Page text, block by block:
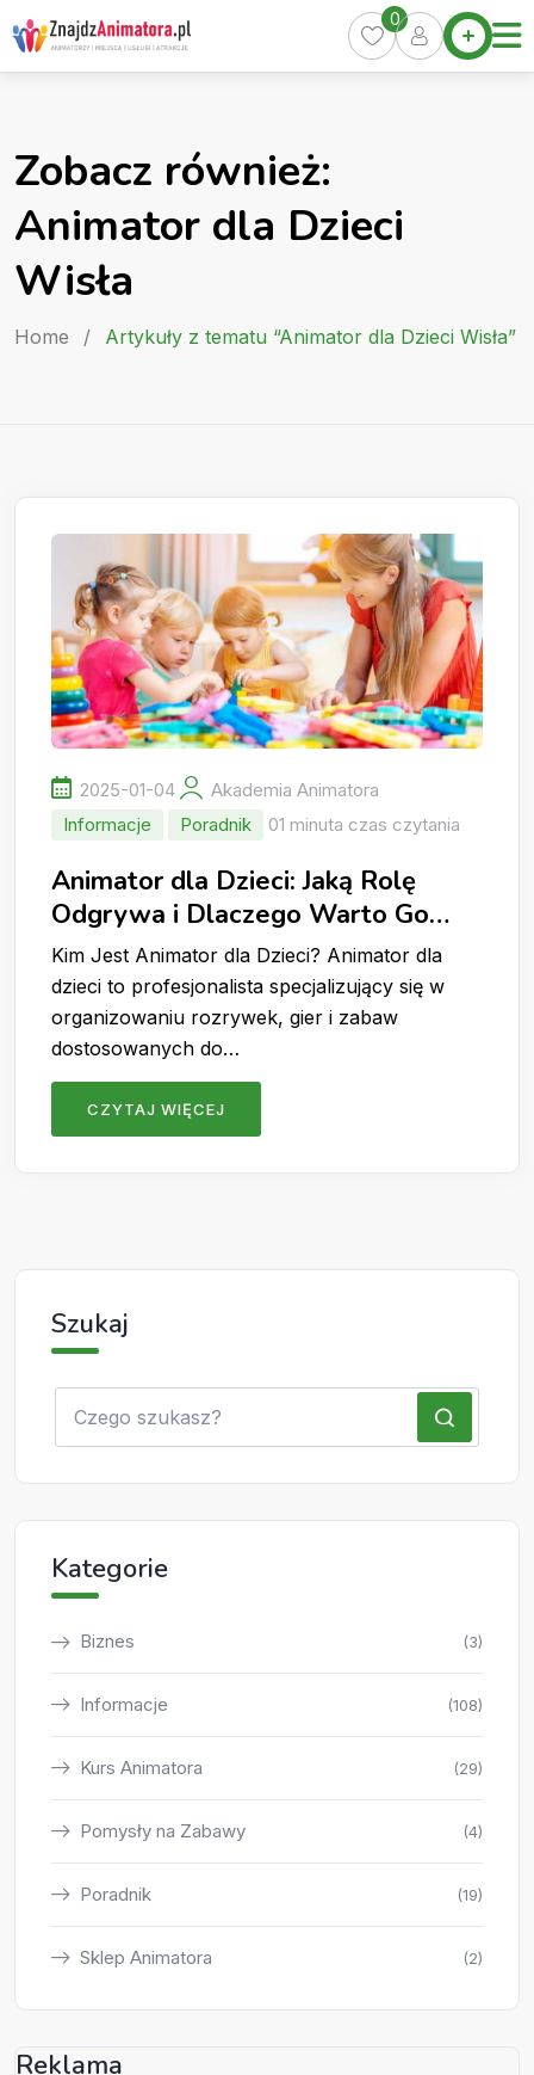
Skip
to
content
Home
Oferty
Kurs
0
Zobacz również:
Animator dla Dzieci
Wisła
Home / Artykuły z tematu “Animator dla Dzieci Wisła”
2025-01-04
Akademia Animatora
Informacje
Poradnik 01 minuta czas czytania
Animator dla Dzieci: Jaką Rolę
Odgrywa i Dlaczego Warto Go
Wynająć?
Kim Jest Animator dla Dzieci? Animator dla
dzieci to profesjonalista specjalizujący się w
organizowaniu rozrywek, gier i zabaw
dostosowanych do…
CZYTAJ WIĘCEJ
Szukaj
Kategorie
Biznes (3)
Informacje (108)
Kurs Animatora (29)
Pomysły na Zabawy (4)
Poradnik (19)
Sklep Animatora (2)
Reklama